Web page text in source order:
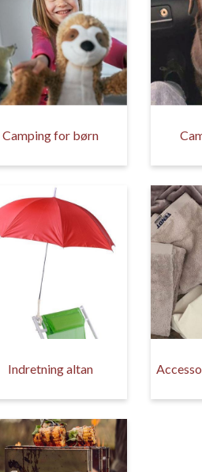
Camping for børn
Indretning altan